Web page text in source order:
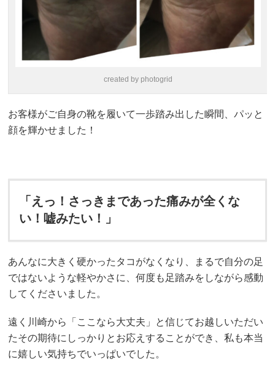
created by photogrid
お客様がご自身の靴を履いて一歩踏み出した瞬間、パッと
顔を輝かせました！
「えっ！さっきまであった痛みが全くな
い！嘘みたい！」
あんなに大きく硬かったタコがなくなり、まるで自分の足
ではないような軽やかさに、何度も足踏みをしながら感動
してくださいました。
遠く川崎から「ここなら大丈夫」と信じてお越しいただい
たその期待にしっかりとお応えすることができ、私も本当
に嬉しい気持ちでいっぱいでした。